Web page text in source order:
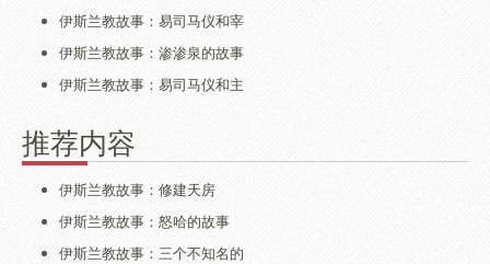
伊斯兰教故事：易司马仪和宰
伊斯兰教故事：渗渗泉的故事
伊斯兰教故事：易司马仪和主
推荐内容
伊斯兰教故事：修建天房
伊斯兰教故事：怒哈的故事
伊斯兰教故事：三个不知名的